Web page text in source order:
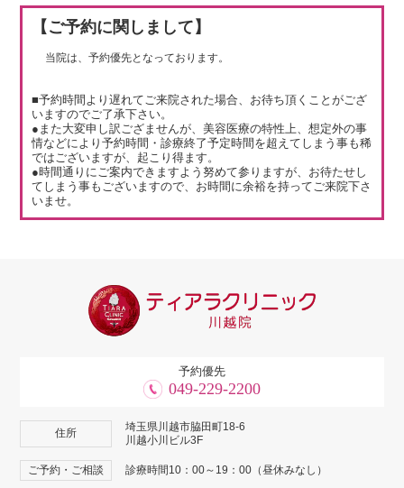
【ご予約に関しまして】
当院は、予約優先となっております。
■予約時間より遅れてご来院された場合、お待ち頂くことがござ
いますのでご了承下さい。
●また大変申し訳ござませんが、美容医療の特性上、想定外の事
情などにより予約時間・診療終了予定時間を超えてしまう事も稀
ではございますが、起こり得ます。
●時間通りにご案内できますよう努めて参りますが、お待たせし
てしまう事もございますので、お時間に余裕を持ってご来院下さ
いませ。
予約優先
049-229-2200
住所
埼玉県川越市脇田町18-6
川越小川ビル3F
ご予約・ご相談 診療時間10：00～19：00（昼休みなし）